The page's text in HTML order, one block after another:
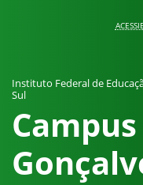
Instituto Federal de
Sul